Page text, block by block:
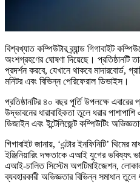
বিশ্বখ্যাত কম্পিউটার ব্র্যান্ড গিগাবাইট
অংশগ্রহণের ঘোষণা দিয়েছে। প্রতিষ্ঠানটি
প্রদর্শন করবে, যেখানে থাকবে মাদারবোর্ড,
মনিটর এবং বিভিন্ন পেরিফেরাল ডিভাইস।
প্রতিষ্ঠানটির ৪০ বছর পূর্তি উপলক্ষে
উদ্ভাবনের ধারাবাহিকতা তুলে ধরার
ডিজাইন এবং ইন্টেলিজেন্ট কম্পিউটিং
গিগাবাইট জানায়, ‘এন্টার ইনফিনিটি’ থিমের
ইঞ্জিনিয়ারিং দক্ষতাকে এআই যুগের ভবিষ্যৎ
এআই-চালিত সিস্টেম অপটিমাইজেশন,
ব্যবহারকারী অভিজ্ঞতার বিভিন্ন সমাধান তুলে